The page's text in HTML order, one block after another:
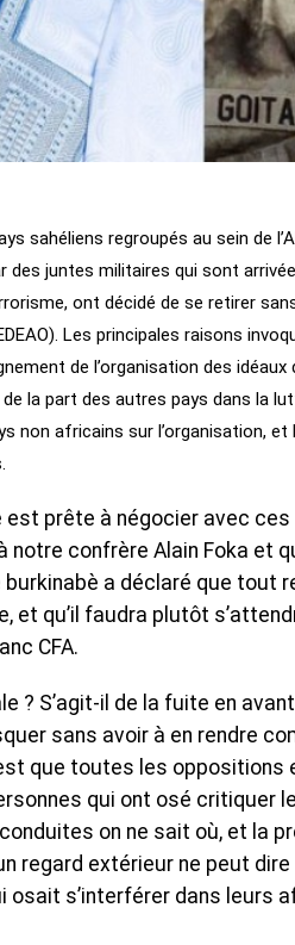
sahéliens regroupés au sein de
des juntes militaires qui sont
ont décidé de se retirer
Les principales raisons
de l’organisation des
la part des autres pays dans la
non africains sur l’organisation,
est prête à négocier avec
notre confrère Alain Foka et
a déclaré que tout
et qu’il faudra plutôt
CFA.
S’agit-il de la fuite en
sans avoir à en rendre
que toutes les
qui ont osé critiquer
on ne sait où, et la
regard extérieur ne peut dire
osait s’interférer dans leurs